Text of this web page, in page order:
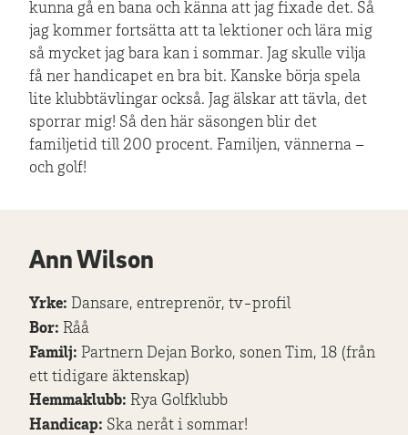
kunna gå en bana och känna att jag fixade det. Så
jag kommer fortsätta att ta lektioner och lära mig
så mycket jag bara kan i sommar. Jag skulle vilja
få ner handicapet en bra bit. Kanske börja spela
lite klubbtävlingar också. Jag älskar att tävla, det
sporrar mig! Så den här säsongen blir det
familjetid till 200 procent. Familjen, vännerna –
och golf!
Ann Wilson
Yrke: Dansare, entreprenör, tv-profil
Bor: Råå
Familj: Partnern Dejan Borko, sonen Tim, 18 (från
ett tidigare äktenskap)
Hemmaklubb: Rya Golfklubb
Handicap: Ska neråt i sommar!